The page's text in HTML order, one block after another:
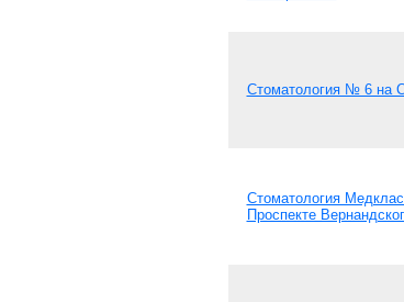
Стоматология № 6 на
Стоматология
Проспекте